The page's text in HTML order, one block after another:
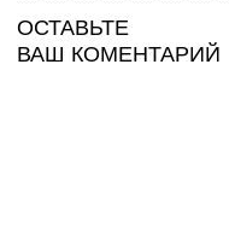
ОСТАВЬТЕ
ВАШ КОМЕНТАРИЙ